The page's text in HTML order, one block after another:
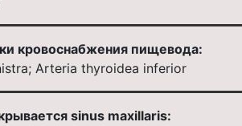
кровоснабжения пищевода:
Arteria thyroidea inferior
sinus maxillaris: